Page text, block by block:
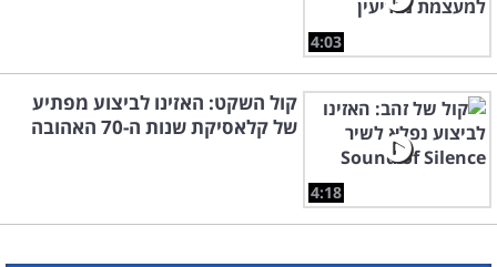
4:03
4:18
קול השקט: האזינו לביצוע מפתיע
של קלאסיקת שנות ה-70 האהובה